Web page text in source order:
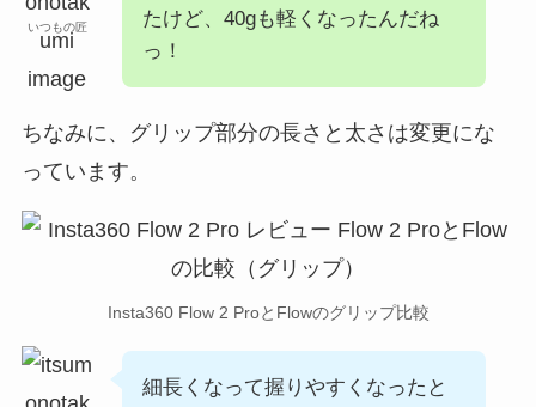
いつもの匠
たけど、40gも軽くなったんだね
っ！
ちなみに、グリップ部分の長さと太さは変更にな
っています。
Insta360 Flow 2 ProとFlowのグリップ比較
細長くなって握りやすくなったと